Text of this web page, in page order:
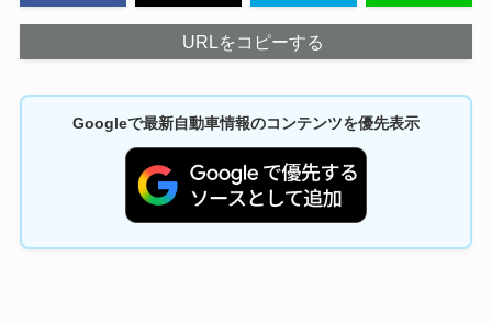
URLをコピーする
Googleで最新自動車情報のコンテンツを優先表示